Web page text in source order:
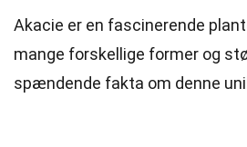
Akacie er en fascinerende
mange forskellige former og
spændende fakta om denne